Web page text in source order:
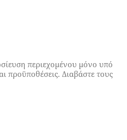
περιεχομένου μόνο υπό
προϋποθέσεις. Διαβάστε τους